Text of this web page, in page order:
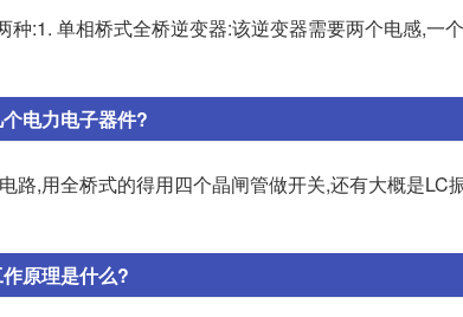
种:1. 单相桥式全桥逆变器:该逆变器需要两个电感,一
电力电子器件?
路,用全桥式的得用四个晶闸管做开关,还有大概是LC
原理是什么?